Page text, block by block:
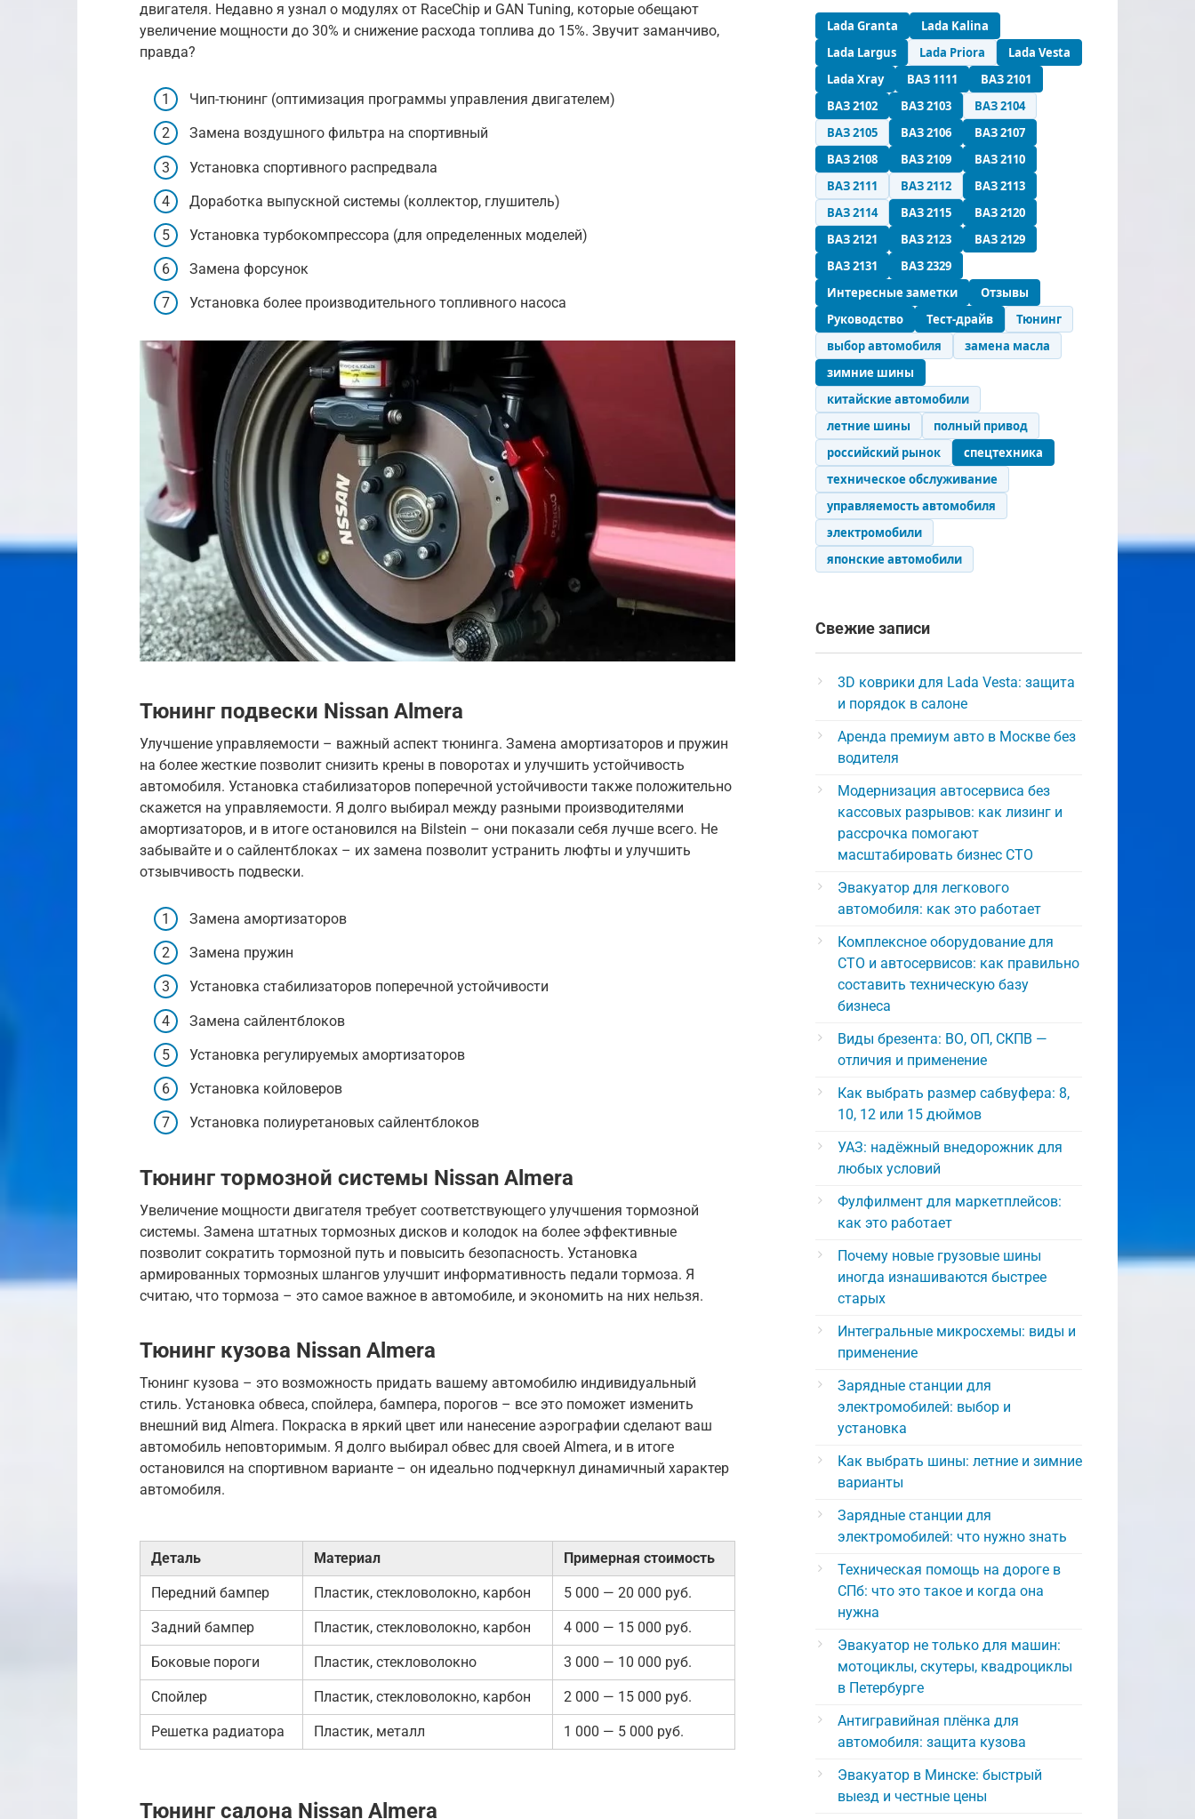
двигателя. Недавно я узнал о модулях от RaceChip и GAN Tuning, которые обещают
увеличение мощности до 30% и снижение расхода топлива до 15%. Звучит заманчиво,
правда?
Чип-тюнинг (оптимизация программы управления двигателем)
Замена воздушного фильтра на спортивный
Установка спортивного распредвала
Доработка выпускной системы (коллектор, глушитель)
Установка турбокомпрессора (для определенных моделей)
Замена форсунок
Установка более производительного топливного насоса
Тюнинг подвески Nissan Almera
Улучшение управляемости – важный аспект тюнинга. Замена амортизаторов и пружин
на более жесткие позволит снизить крены в поворотах и улучшить устойчивость
автомобиля. Установка стабилизаторов поперечной устойчивости также положительно
скажется на управляемости. Я долго выбирал между разными производителями
амортизаторов, и в итоге остановился на Bilstein – они показали себя лучше всего. Не
забывайте и о сайлентблоках – их замена позволит устранить люфты и улучшить
отзывчивость подвески.
Замена амортизаторов
Замена пружин
Установка стабилизаторов поперечной устойчивости
Замена сайлентблоков
Установка регулируемых амортизаторов
Установка койловеров
Установка полиуретановых сайлентблоков
Тюнинг тормозной системы Nissan Almera
Увеличение мощности двигателя требует соответствующего улучшения тормозной
системы. Замена штатных тормозных дисков и колодок на более эффективные
позволит сократить тормозной путь и повысить безопасность. Установка
армированных тормозных шлангов улучшит информативность педали тормоза. Я
считаю, что тормоза – это самое важное в автомобиле, и экономить на них нельзя.
Тюнинг кузова Nissan Almera
Тюнинг кузова – это возможность придать вашему автомобилю индивидуальный
стиль. Установка обвеса, спойлера, бампера, порогов – все это поможет изменить
внешний вид Almera. Покраска в яркий цвет или нанесение аэрографии сделают ваш
автомобиль неповторимым. Я долго выбирал обвес для своей Almera, и в итоге
остановился на спортивном варианте – он идеально подчеркнул динамичный характер
автомобиля.
Деталь Материал Примерная стоимость
Передний бампер Пластик, стекловолокно, карбон 5 000 — 20 000 руб.
Задний бампер Пластик, стекловолокно, карбон 4 000 — 15 000 руб.
Боковые пороги Пластик, стекловолокно 3 000 — 10 000 руб.
Спойлер Пластик, стекловолокно, карбон 2 000 — 15 000 руб.
Решетка радиатора Пластик, металл 1 000 — 5 000 руб.
Тюнинг салона Nissan Almera
Lada Granta
Lada Kalina
Lada Largus
Lada Priora
Lada Vesta
Lada Xray
ВАЗ 1111
ВАЗ 2101
ВАЗ 2102
ВАЗ 2103
ВАЗ 2104
ВАЗ 2105
ВАЗ 2106
ВАЗ 2107
ВАЗ 2108
ВАЗ 2109
ВАЗ 2110
ВАЗ 2111
ВАЗ 2112
ВАЗ 2113
ВАЗ 2114
ВАЗ 2115
ВАЗ 2120
ВАЗ 2121
ВАЗ 2123
ВАЗ 2129
ВАЗ 2131
ВАЗ 2329
Интересные заметки
Отзывы
Руководство
Тест-драйв
Тюнинг
выбор автомобиля
замена масла
зимние шины
китайские автомобили
летние шины
полный привод
российский рынок
спецтехника
техническое обслуживание
управляемость автомобиля
электромобили
японские автомобили
Свежие записи
3D коврики для Lada Vesta: защита
и порядок в салоне
Аренда премиум авто в Москве без
водителя
Модернизация автосервиса без
кассовых разрывов: как лизинг и
рассрочка помогают
масштабировать бизнес СТО
Эвакуатор для легкового
автомобиля: как это работает
Комплексное оборудование для
СТО и автосервисов: как правильно
составить техническую базу
бизнеса
Виды брезента: ВО, ОП, СКПВ —
отличия и применение
Как выбрать размер сабвуфера: 8,
10, 12 или 15 дюймов
УАЗ: надёжный внедорожник для
любых условий
Фулфилмент для маркетплейсов:
как это работает
Почему новые грузовые шины
иногда изнашиваются быстрее
старых
Интегральные микросхемы: виды и
применение
Зарядные станции для
электромобилей: выбор и
установка
Как выбрать шины: летние и зимние
варианты
Зарядные станции для
электромобилей: что нужно знать
Техническая помощь на дороге в
СПб: что это такое и когда она
нужна
Эвакуатор не только для машин:
мотоциклы, скутеры, квадроциклы
в Петербурге
Антигравийная плёнка для
автомобиля: защита кузова
Эвакуатор в Минске: быстрый
выезд и честные цены